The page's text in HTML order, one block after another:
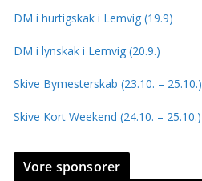
DM i hurtigskak i Lemvig (19.9)
DM i lynskak i Lemvig (20.9.)
Skive Bymesterskab (23.10. – 25.10.)
Skive Kort Weekend (24.10. – 25.10.)
Vore sponsorer